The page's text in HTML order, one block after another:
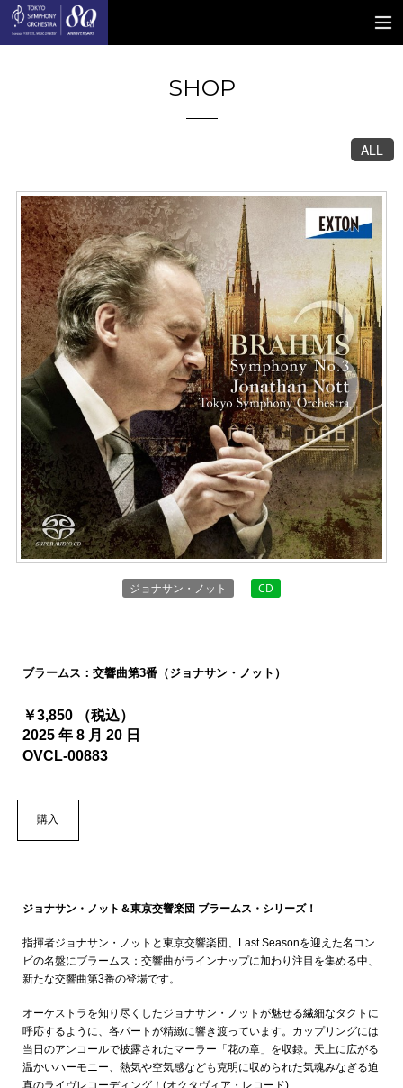
SHOP
ALL
ジョナサン・ノット CD
ブラームス：交響曲第3番（ジョナサン・ノット）
￥3,850 （税込）
2025 年 8 月 20 日
OVCL-00883
購入
ジョナサン・ノット＆東京交響楽団 ブラームス・シリーズ！
指揮者ジョナサン・ノットと東京交響楽団、Last Seasonを迎えた名コン
ビの名盤にブラームス：交響曲がラインナップに加わり注目を集める中、
新たな交響曲第3番の登場です。
オーケストラを知り尽くしたジョナサン・ノットが魅せる繊細なタクトに
呼応するように、各パートが精緻に響き渡っています。カップリングには
当日のアンコールで披露されたマーラー「花の章」を収録。天上に広がる
温かいハーモニー、熱気や空気感なども克明に収められた気魂みなぎる迫